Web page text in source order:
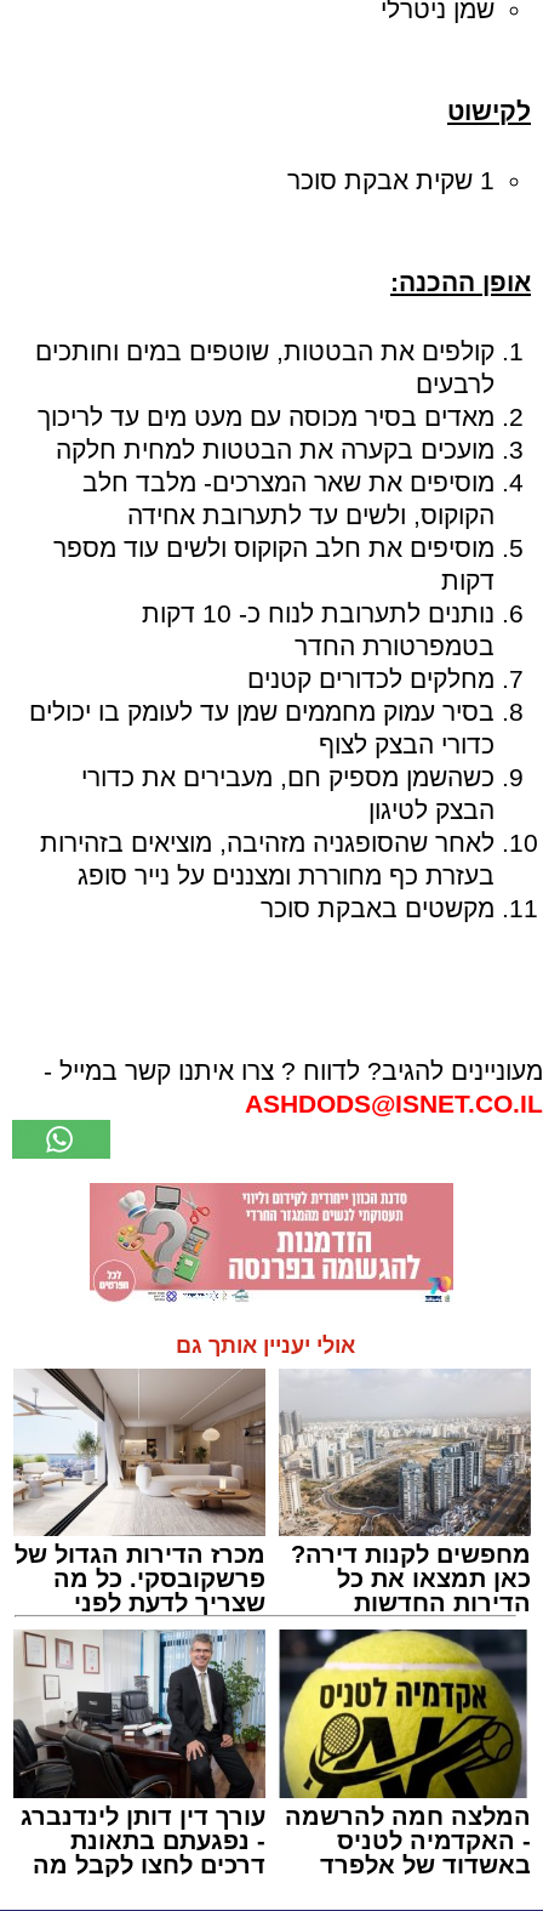
שמן ניטרלי
לקישוט
1 שקית אבקת סוכר
אופן ההכנה:
קולפים את הבטטות, שוטפים במים וחותכים
לרבעים
מאדים בסיר מכוסה עם מעט מים עד לריכוך
מועכים בקערה את הבטטות למחית חלקה
מוסיפים את שאר המצרכים- מלבד חלב
הקוקוס, ולשים עד לתערובת אחידה
מוסיפים את חלב הקוקוס ולשים עוד מספר
דקות
נותנים לתערובת לנוח כ- 10 דקות
בטמפרטורת החדר
מחלקים לכדורים קטנים
בסיר עמוק מחממים שמן עד לעומק בו יכולים
כדורי הבצק לצוף
כשהשמן מספיק חם, מעבירים את כדורי
הבצק לטיגון
לאחר שהסופגניה מזהיבה, מוציאים בזהירות
בעזרת כף מחוררת ומצננים על נייר סופג
מקשטים באבקת סוכר
מעוניינים להגיב? לדווח ? צרו איתנו קשר במייל -
ASHDODS@ISNET.CO.IL
אולי יעניין אותך גם
מחפשים לקנות דירה?
כאן תמצאו את כל
הדירות החדשות
למכירה באשדוד >>>
מכרז הדירות הגדול של
פרשקובסקי. כל מה
שצריך לדעת לפני
שמגישים הצעה לדירה
באשדוד
המלצה חמה להרשמה
- האקדמיה לטניס
באשדוד של אלפרד
עורך דין דותן לינדנברג
- נפגעתם בתאונת
דרכים לחצו לקבל מה